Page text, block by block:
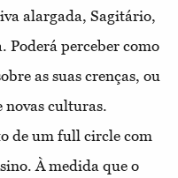
alargada, Sagitário,
Poderá perceber como
as suas crenças, ou
novas culturas.
de um full circle com
À medida que o